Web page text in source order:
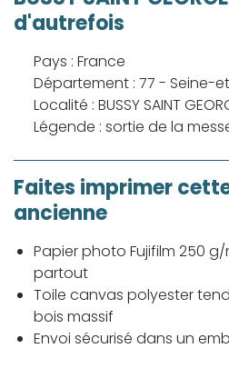
d'autrefois
Pays : France
Département : 77 - Seine-
Localité : BUSSY SAINT
Légende : sortie de la
Faites imprimer
ancienne
Papier photo Fujifilm 250
partout
Toile canvas polyester
bois massif
Envoi sécurisé dans un